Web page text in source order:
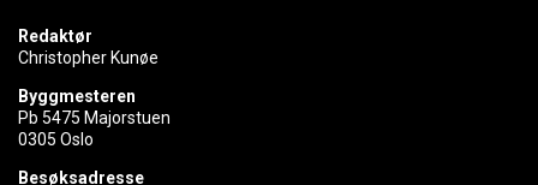
Redaktør
Christopher Kunøe
Byggmesteren
Pb 5475 Majorstuen
0305 Oslo
Besøksadresse